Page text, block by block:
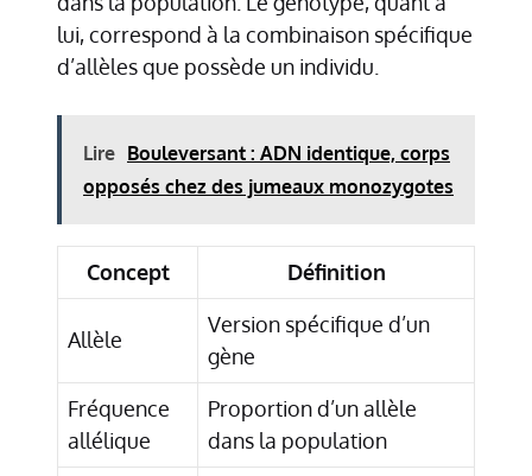
lui, correspond à la combinaison spécifique
d’allèles que possède un individu.
Lire Bouleversant : ADN identique, corps
opposés chez des jumeaux monozygotes
Concept Définition
Allèle
Version spécifique d’un
gène
Fréquence
allélique
Proportion d’un allèle
dans la population